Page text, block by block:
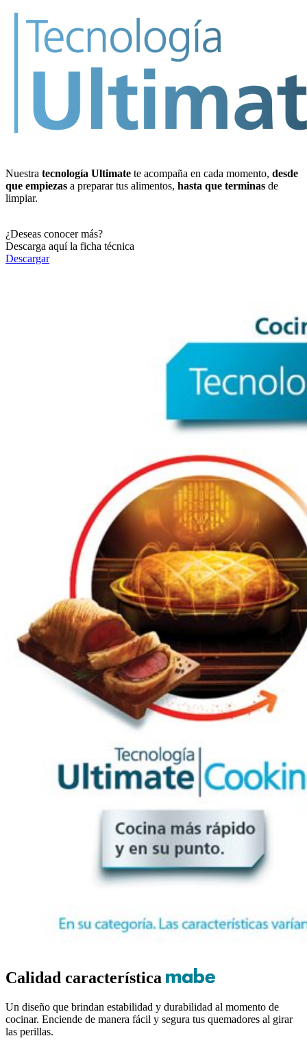
Nuestra tecnología Ultimate te acompaña en cada momento, desde
que empiezas a preparar tus alimentos, hasta que terminas de
limpiar.
¿Deseas conocer más?
Descarga aquí la ficha técnica
Descargar
Calidad característica
Un diseño que brindan estabilidad y durabilidad al momento de
cocinar. Enciende de manera fácil y segura tus quemadores al girar
las perillas.